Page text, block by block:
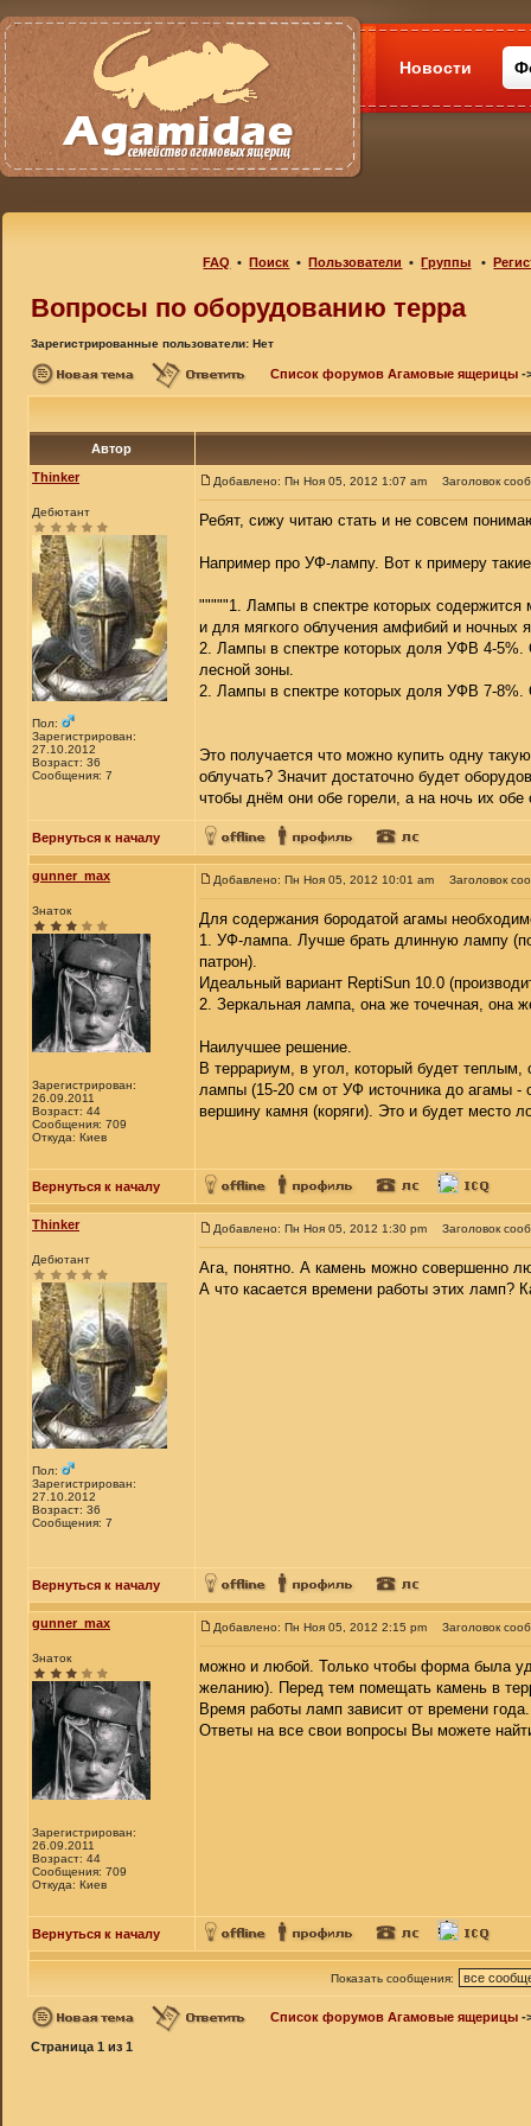
Новости
FAQ •Поиск •Пользователи •Группы •
Вопросы по оборудованию терра
Зарегистрированные пользователи: Нет
Список форумов Агамовые ящерицы -
Автор
Thinker
Дебютант
Пол:
Зарегистрирован:
27.10.2012
Возраст: 36
Сообщения: 7
Добавлено: Пн Ноя 05, 2012 1:07 am Заголовок
Ребят, сижу читаю стать и не совсем
Например про УФ-лампу. Вот к примеру
"""""1. Лампы в спектре которых
и для мягкого облучения амфибий и ночных
2. Лампы в спектре которых доля УФВ 4-5%.
лесной зоны.
2. Лампы в спектре которых доля УФВ 7-8%.
Это получается что можно купить одну
облучать? Значит достаточно будет
чтобы днём они обе горели, а на ночь их обе
Вернуться к началу
gunner_max
Знаток
Зарегистрирован:
26.09.2011
Возраст: 44
Сообщения: 709
Откуда: Киев
Добавлено: Пн Ноя 05, 2012 10:01 am Заголовок
Для содержания бородатой агамы
1. УФ-лампа. Лучше брать длинную лампу
патрон).
Идеальный вариант ReptiSun 10.0
2. Зеркальная лампа, она же точечная, она
Наилучшее решение.
В террариум, в угол, который будет
лампы (15-20 см от УФ источника до агамы -
вершину камня (коряги). Это и будет место
Вернуться к началу
Thinker
Дебютант
Пол:
Зарегистрирован:
27.10.2012
Возраст: 36
Сообщения: 7
Добавлено: Пн Ноя 05, 2012 1:30 pm Заголовок
Ага, понятно. А камень можно совершенно
А что касается времени работы этих ламп?
Вернуться к началу
gunner_max
Знаток
Зарегистрирован:
26.09.2011
Возраст: 44
Сообщения: 709
Откуда: Киев
Добавлено: Пн Ноя 05, 2012 2:15 pm Заголовок
можно и любой. Только чтобы форма была
желанию). Перед тем помещать камень в
Время работы ламп зависит от времени
Ответы на все свои вопросы Вы можете
Вернуться к началу
Показать сообщения:
Список форумов Агамовые ящерицы -
Страница 1 из 1